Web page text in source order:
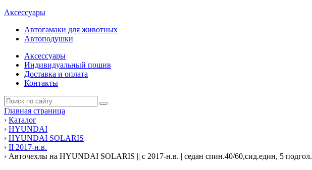
Аксессуары
Автогамаки для животных
Автоподушки
Аксессуары
Индивидуальный пошив
Доставка и оплата
Контакты
Главная страница
› Каталог
› HYUNDAI
› HYUNDAI SOLARIS
› II 2017-н.в.
› Авточехлы на HYUNDAI SOLARIS || с 2017-н.в. | седан спин.40/60,сид.един, 5